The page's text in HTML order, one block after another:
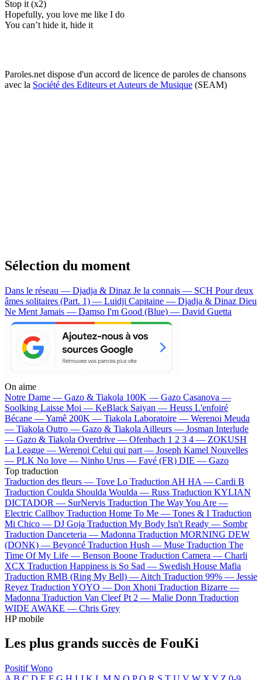
Stop it (x2)
Hopefully, you love me like I do
You can’t hide it, hide it
Paroles.net dispose d'un accord de licence de paroles de chansons
avec la Société des Editeurs et Auteurs de Musique (SEAM)
Sélection du moment
Dans le réseau — Djadja & Dinaz Je la connais — SCH Pour deux
âmes solitaires (Part. 1) — Luidji Capitaine — Djadja & Dinaz Dieu
Ne Ment Jamais — Damso I'm Good (Blue) — David Guetta
On aime
Notre Dame — Gazo & Tiakola 100K — Gazo Casanova —
Soolking Laisse Moi — KeBlack Saiyan — Heuss L'enfoiré
Bécane —Yamê 200K — Tiakola Laboratoire — Werenoi Meuda
— Tiakola Outro — Gazo & Tiakola Ailleurs — Josman Interlude
— Gazo & Tiakola Overdrive — Ofenbach 1 2 3 4 — ZOKUSH
La League — Werenoi Celui qui part — Joseph Kamel Nouvelles
— PLK No love — Ninho Urus — Favé (FR) DIE — Gazo
Top traduction
Traduction des fleurs — Tove Lo Traduction AH HA — Cardi B
Traduction Coulda Shoulda Woulda — Russ Traduction KYLIAN
DICTADOR — SurNervis Traduction The Way You Are —
Electric Callboy Traduction Home To Me — Tones & I Traduction
Mi Chico — DJ Goja Traduction My Body Isn't Ready — Sombr
Traduction Danceteria — Madonna Traduction MORNING DEW
(DONK) — Beyoncé Traduction Hush — Muse Traduction The
Time Of My Life — Benson Boone Traduction Camera — Charli
XCX Traduction Happiness is So Sad — Swedish House Mafia
Traduction RMB (Ring My Bell) — Aitch Traduction 99% — Jessie
Reyez Traduction YOYO — Don Xhoni Traduction Bizarre —
Madonna Traduction Van Cleef Pt 2 — Malie Donn Traduction
WIDE AWAKE — Chris Grey
HP mobile
Les plus grands succès de FouKi
PositifWono